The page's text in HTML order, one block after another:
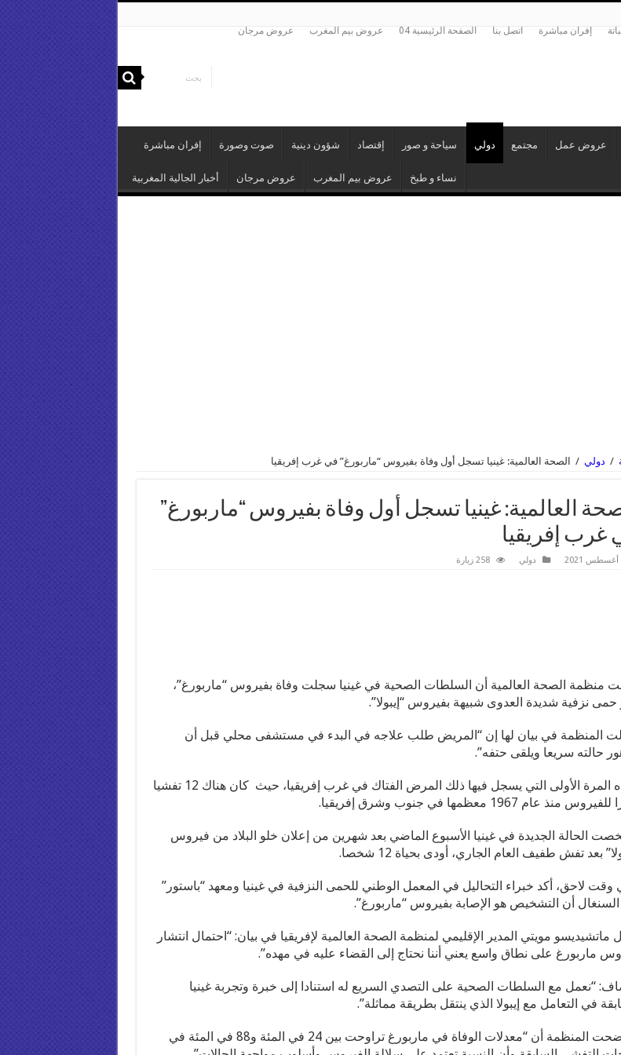
إفران مباشرة اتصل بنا الصفحة الرئيسية 04 عروض بيم المغرب عروض مرجان
عروض عمل مجتمع دولي سياحة و صور إقتصاد شؤون دينية صوت وصورة إفران مباشرة
نساء و طبخ عروض بيم المغرب عروض مرجان أخبار الجالية المغربية
/ دولي / الصحة العالمية: غينيا تسجل أول وفاة بفيروس “ماربورغ” في غرب إفريقيا
العالمية: غينيا تسجل أول وفاة بفيروس “ماربورغ”
غرب إفريقيا
دولي 258 زيارة
منظمة الصحة العالمية أن السلطات الصحية في غينيا سجلت وفاة بفيروس “ماربورغ”،
حمى نزفية شديدة العدوى شبيهة بفيروس “إيبولا”.
المنظمة في بيان لها إن “المريض طلب علاجه في البدء في مستشفى محلي قبل أن
حالته سريعا ويلقى حتفه”.
وهذه المرة الأولى التي يسجل فيها ذلك المرض الفتاك في غرب إفريقيا، حيث كان هناك 12 تفشيا
منذ عام 1967 معظمها في جنوب وشرق إفريقيا.
الحالة الجديدة في غينيا الأسبوع الماضي بعد شهرين من إعلان خلو البلاد من فيروس
بعد تفش طفيف العام الجاري، أودى بحياة 12 شخصا.
وقت لاحق، أكد خبراء التحاليل في المعمل الوطني للحمى النزفية في غينيا ومعهد “باستور”
أن التشخيص هو الإصابة بفيروس “ماربورغ”.
ماتشيديسو مويتي المدير الإقليمي لمنظمة الصحة العالمية لإفريقيا في بيان: “احتمال انتشار
ماربورغ على نطاق واسع يعني أننا نحتاج إلى القضاء عليه في مهده”.
“نعمل مع السلطات الصحية على التصدي السريع له استنادا إلى خبرة وتجربة غينيا
في التعامل مع إيبولا الذي ينتقل بطريقة مماثلة”.
وأوضحت المنظمة أن “معدلات الوفاة في ماربورغ تراوحت بين 24 في المئة و88 في المئة في